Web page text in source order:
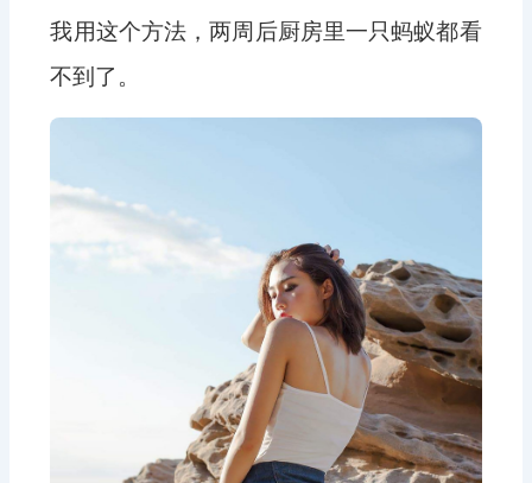
我用这个方法，两周后厨房里一只蚂蚁都看
不到了。